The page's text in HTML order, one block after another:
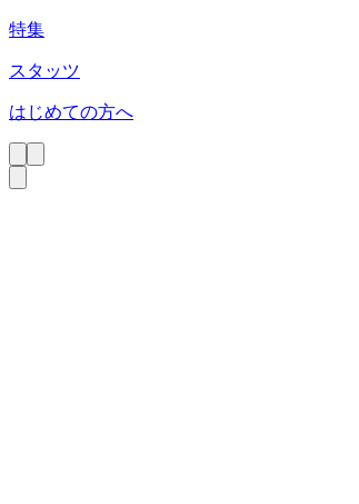
特集
スタッツ
はじめての方へ